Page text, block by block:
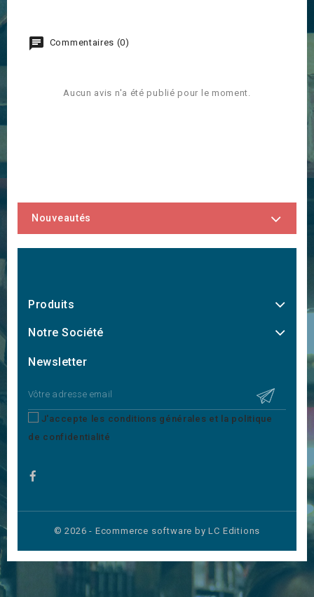
Commentaires (0)
Aucun avis n'a été publié pour le moment.
Nouveautés
Produits
Notre Société
Newsletter
J'accepte les conditions générales et la politique
de confidentialité
© 2026 - Ecommerce software by LC Editions